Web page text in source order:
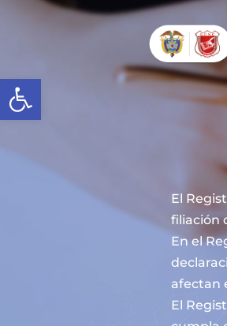
Abrir barra de herramientas
El
filiación
En el
afectan
El